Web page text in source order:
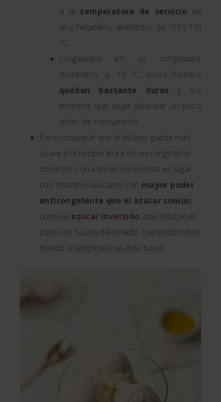
a la temperatura de servicio de
una heladería, alrededor de -11-(-13)
ºC;
congelados en un congelador
doméstico, a -18 ºC, estos helados
quedan bastante duros y los
tenemos que dejar ablandar un poco
antes de consumirlos.
Para conseguir que el helado quede más
suave a la temperatura de un congelador
doméstico una de las soluciones es jugar
con distintos azúcares con mayor poder
anticongelante que el azúcar común,
como el azúcar invertido, que rebajan el
punto de fusión del helado, haciéndolo más
blando a temperaturas más bajas.